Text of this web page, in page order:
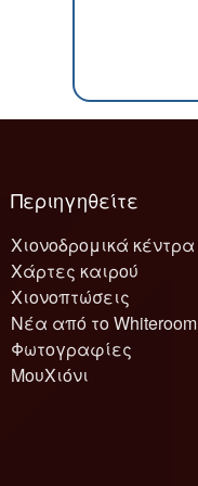
Περιηγηθείτε
Χιονοδρομικά κέντρα
Χάρτες καιρού
Χιονοπτώσεις
Νέα από το Whiteroom
Φωτογραφίες
ΜουΧιόνι